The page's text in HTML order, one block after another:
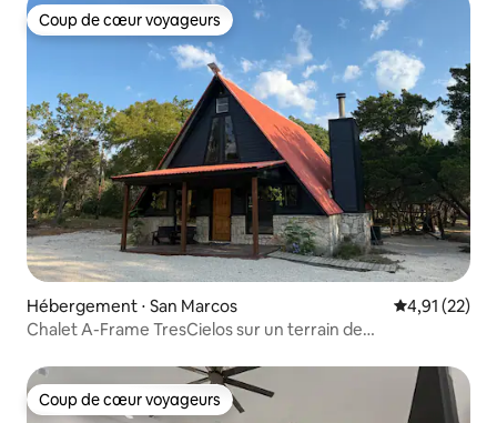
Coup de cœur voyageurs
Coup de cœur voyageurs
Hébergement ⋅ San Marcos Évaluation
4,91 (22)
Chalet A-Frame TresCielos sur un terrain de
Coup de cœur voyageurs
Coup de cœur voyageurs